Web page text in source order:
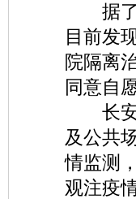
据了
目前发
院隔离
同意自
长安
及公共
情监测
观注疫